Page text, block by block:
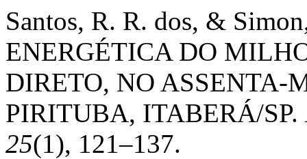
Santos, R. R. dos, &
ENERGÉTICA DO
DIRETO, NO ASSENTA-
PIRITUBA, ITABERÁ/SP.
25(1), 121–137.